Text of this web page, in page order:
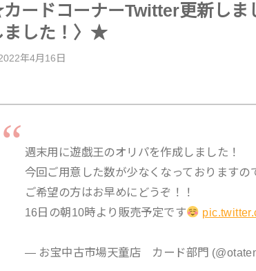
ードコーナーTwitter更新しま
ました！〉★
年4月16日
週末用に遊戯王のオリパを作成しました！
今回ご用意した数が少なくなっておりますの
ご希望の方はお早めにどうぞ！！
16日の朝10時より販売予定です
— お宝中古市場天童店 カード部門